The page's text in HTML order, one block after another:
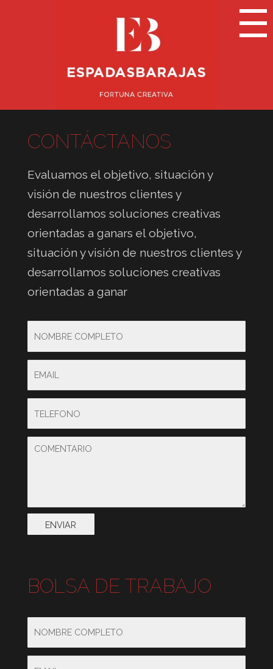
CONTÁCTANOS
Evaluamos el objetivo, situación y
visión de nuestros clientes y
desarrollamos soluciones creativas
orientadas a ganars el objetivo,
situación y visión de nuestros clientes y
desarrollamos soluciones creativas
orientadas a ganar
BOLSA DE TRABAJO